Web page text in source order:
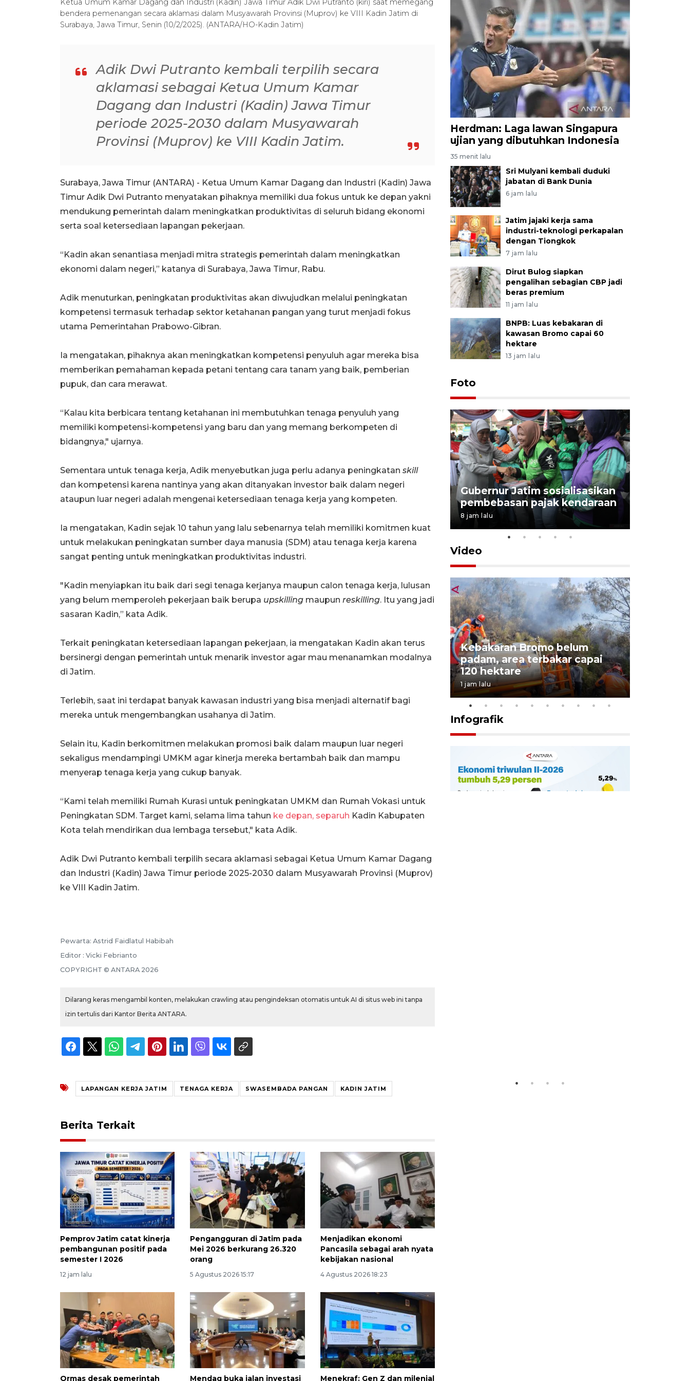
Ketua Umum Kamar Dagang dan Industri (Kadin) Jawa Timur Adik Dwi Putranto (kiri) saat memegang
bendera pemenangan secara aklamasi dalam Musyawarah Provinsi (Muprov) ke VIII Kadin Jatim di
Surabaya, Jawa Timur, Senin (10/2/2025). (ANTARA/HO-Kadin Jatim)
Adik Dwi Putranto kembali terpilih secara
aklamasi sebagai Ketua Umum Kamar
Dagang dan Industri (Kadin) Jawa Timur
periode 2025-2030 dalam Musyawarah
Provinsi (Muprov) ke VIII Kadin Jatim.
Surabaya, Jawa Timur (ANTARA) - Ketua Umum Kamar Dagang dan Industri (Kadin) Jawa
Timur Adik Dwi Putranto menyatakan pihaknya memiliki dua fokus untuk ke depan yakni
mendukung pemerintah dalam meningkatkan produktivitas di seluruh bidang ekonomi
serta soal ketersediaan lapangan pekerjaan.
“Kadin akan senantiasa menjadi mitra strategis pemerintah dalam meningkatkan
ekonomi dalam negeri,” katanya di Surabaya, Jawa Timur, Rabu.
Adik menuturkan, peningkatan produktivitas akan diwujudkan melalui peningkatan
kompetensi termasuk terhadap sektor ketahanan pangan yang turut menjadi fokus
utama Pemerintahan Prabowo-Gibran.
Ia mengatakan, pihaknya akan meningkatkan kompetensi penyuluh agar mereka bisa
memberikan pemahaman kepada petani tentang cara tanam yang baik, pemberian
pupuk, dan cara merawat.
“Kalau kita berbicara tentang ketahanan ini membutuhkan tenaga penyuluh yang
memiliki kompetensi-kompetensi yang baru dan yang memang berkompeten di
bidangnya," ujarnya.
Sementara untuk tenaga kerja, Adik menyebutkan juga perlu adanya peningkatan skill
dan kompetensi karena nantinya yang akan ditanyakan investor baik dalam negeri
ataupun luar negeri adalah mengenai ketersediaan tenaga kerja yang kompeten.
Ia mengatakan, Kadin sejak 10 tahun yang lalu sebenarnya telah memiliki komitmen kuat
untuk melakukan peningkatan sumber daya manusia (SDM) atau tenaga kerja karena
sangat penting untuk meningkatkan produktivitas industri.
"Kadin menyiapkan itu baik dari segi tenaga kerjanya maupun calon tenaga kerja, lulusan
yang belum memperoleh pekerjaan baik berupa upskilling maupun reskilling. Itu yang jadi
sasaran Kadin,” kata Adik.
Terkait peningkatan ketersediaan lapangan pekerjaan, ia mengatakan Kadin akan terus
bersinergi dengan pemerintah untuk menarik investor agar mau menanamkan modalnya
di Jatim.
Terlebih, saat ini terdapat banyak kawasan industri yang bisa menjadi alternatif bagi
mereka untuk mengembangkan usahanya di Jatim.
Selain itu, Kadin berkomitmen melakukan promosi baik dalam maupun luar negeri
sekaligus mendampingi UMKM agar kinerja mereka bertambah baik dan mampu
menyerap tenaga kerja yang cukup banyak.
“Kami telah memiliki Rumah Kurasi untuk peningkatan UMKM dan Rumah Vokasi untuk
Peningkatan SDM. Target kami, selama lima tahun ke depan, separuh Kadin Kabupaten
Kota telah mendirikan dua lembaga tersebut," kata Adik.
Adik Dwi Putranto kembali terpilih secara aklamasi sebagai Ketua Umum Kamar Dagang
dan Industri (Kadin) Jawa Timur periode 2025-2030 dalam Musyawarah Provinsi (Muprov)
ke VIII Kadin Jatim.
Pewarta: Astrid Faidlatul Habibah
Editor : Vicki Febrianto
COPYRIGHT © ANTARA 2026
Dilarang keras mengambil konten, melakukan crawling atau pengindeksan otomatis untuk AI di situs web ini tanpa
izin tertulis dari Kantor Berita ANTARA.
LAPANGAN KERJA JATIM TENAGA KERJA SWASEMBADA PANGAN KADIN JATIM
Berita Terkait
Pemprov Jatim catat kinerja
pembangunan positif pada
semester I 2026
12 jam lalu
Pengangguran di Jatim pada
Mei 2026 berkurang 26.320
orang
5 Agustus 2026 15:17
Menjadikan ekonomi
Pancasila sebagai arah nyata
kebijakan nasional
4 Agustus 2026 18:23
Ormas desak pemerintah Mendag buka jalan investasi Menekraf: Gen Z dan milenial
Herdman: Laga lawan Singapura
ujian yang dibutuhkan Indonesia
35 menit lalu
Sri Mulyani kembali duduki
jabatan di Bank Dunia
6 jam lalu
Jatim jajaki kerja sama
industri-teknologi perkapalan
dengan Tiongkok
7 jam lalu
Dirut Bulog siapkan
pengalihan sebagian CBP jadi
beras premium
11 jam lalu
BNPB: Luas kebakaran di
kawasan Bromo capai 60
hektare
13 jam lalu
Foto
Pameran multiproduk
Surabaya Great Expo
Gubernur Jatim sosialisasikan
pembebasan pajak kendaraan
8 jam lalu
Video
Sapi 1,4 ton asal Bondowoso
siap bersaing di Piala
Kebakaran Bromo belum
padam, area terbakar capai
120 hektare
1 jam lalu
Infografik